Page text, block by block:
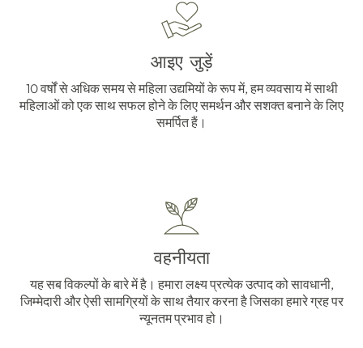
आइए जुड़ें
10 वर्षों से अधिक समय से महिला उद्यमियों के रूप में, हम व्यवसाय में साथी
महिलाओं को एक साथ सफल होने के लिए समर्थन और सशक्त बनाने के लिए
समर्पित हैं।
वहनीयता
यह सब विकल्पों के बारे में है। हमारा लक्ष्य प्रत्येक उत्पाद को सावधानी,
जिम्मेदारी और ऐसी सामग्रियों के साथ तैयार करना है जिसका हमारे ग्रह पर
न्यूनतम प्रभाव हो।